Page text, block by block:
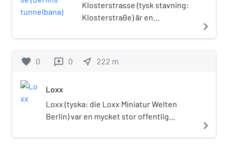
Klosterstrasse (tysk stavning:
Klosterstraße) är en
Berlins tunnelbana. Den ligger
nära Alexanderplatz i
Stadthaus, Graues Kloster samt
Parochialkirche.
navigate_next
favorite 0 reviews 0 near_me 222 m
Loxx
Loxx (tyska: die Loxx Miniatur Welten
Berlin) var en mycket stor offentlig
Berlin, inrymd i gallerian Alexa i närheten
navigate_next